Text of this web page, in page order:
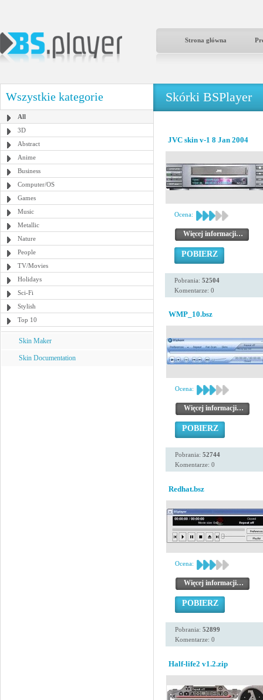
Strona główna
Wszystkie kategorie
All
3D
Abstract
Anime
Business
Computer/OS
Games
Music
Metallic
Nature
People
TV/Movies
Holidays
Sci-Fi
Stylish
Top 10
Skin Maker
Skin Documentation
Skórki BSPlayer
JVC skin v-1 8 Jan 2004
Ocena:
Więcej informacji…
POBIERZ
Pobrania: 52504
Komentarze: 0
WMP_10.bsz
Ocena:
Więcej informacji…
POBIERZ
Pobrania: 52744
Komentarze: 0
Redhat.bsz
Ocena:
Więcej informacji…
POBIERZ
Pobrania: 52899
Komentarze: 0
Half-life2 v1.2.zip